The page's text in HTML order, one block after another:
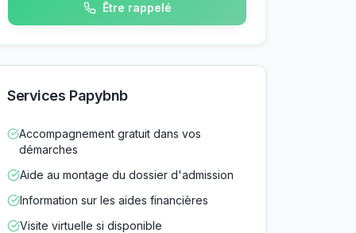
Être rappelé
Services Papybnb
Accompagnement gratuit dans vos
démarches
Aide au montage du dossier d'admission
Information sur les aides financières
Visite virtuelle si disponible